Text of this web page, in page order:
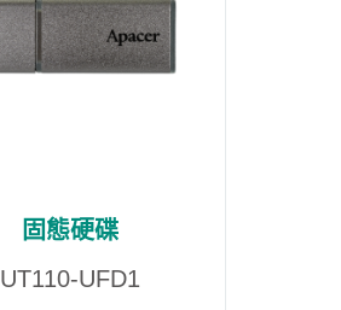
固態硬碟
UT110-UFD1